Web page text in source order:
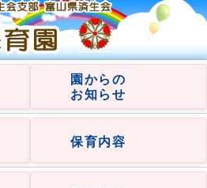
園からの
お知らせ
保育内容